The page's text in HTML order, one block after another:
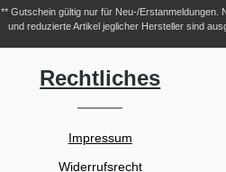
** Gutschein gültig nur für Neu-/Erstanmeldungen.
und reduzierte Artikel jeglicher Hersteller sind
Rechtliches
Impressum
Widerrufsrecht